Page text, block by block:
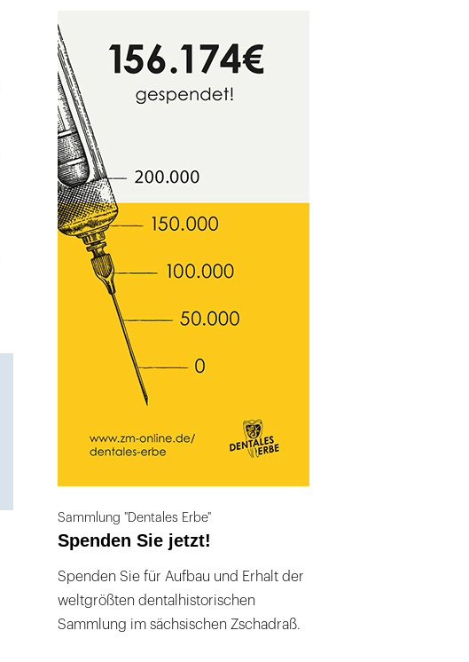
Sammlung "Dentales Erbe"
Spenden Sie jetzt!
Spenden Sie für Aufbau und Erhalt der
weltgrößten dentalhistorischen
Sammlung im sächsischen Zschadraß.